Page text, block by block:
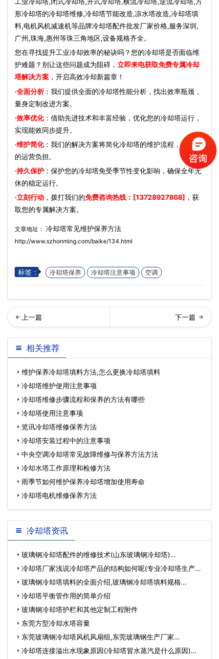
形冷却塔的冷却塔维修,冷却塔节能改造,凉水塔改造,冷却塔填
料,电机风机减速机等品牌冷却塔配件批发厂家价格,服务深圳,
广州,珠海,惠州等珠三角地区,设备规格齐全。
您在寻找提升工业冷却效率的秘诀吗？您的冷却塔是否面临维
护难题？别让这些问题成为阻碍， 立即来电获取免费专属冷却
塔解决方案 ，开启高效冷却新篇章！
·全面分析：我们提供全面的冷却塔性能分析，找出效率瓶颈，
量身定制改进方案。
·效率优化：借助先进技术和丰富经验，优化您的冷却塔运行，
实现能效同步提升。
·维护简化：我们的解决方案将简化冷却塔的维护流程，减少您
的运营负担。
·持久保护 ：保护您的冷却塔免受季节性变化影响，确保全年无
休的稳定运行。
·立刻行动 ，拨打我们的免费咨询热线：[13728927868] ，获
取您的专属解决方案。
文章地址： 冷却塔常见维护保养方法
http://www.szhonming.com/baike/134.html
标签： 冷却塔保养 冷却塔注意事项 空调
却塔维修步骤流程和保养的
方法有哪些…
却水塔维修常见的流程步骤
有哪些
相关推荐
维护保养冷却塔填料方法,怎么更换冷却塔填料
冷却塔维护使用注意事项
冷却塔维修步骤流程和保养的方法有哪些
冷却塔使用注意事项
览讯冷却塔维修保养方法
冷却塔安装过程中的注意事项
中央空调冷却塔常见故障维修与保养方法方法
冷却水塔工作原理和检修方法
雨季节如何维护保养冷却塔增加使用寿命
冷却塔电机维修保养方法
冷却塔资讯
玻璃钢冷却塔配件的维修技术(山东玻璃钢冷却塔)…
冷却塔厂家浅说冷却塔产品的结构如何呢(专业冷却塔生产厂
家…玻璃钢冷却塔填料的全面介绍,玻璃钢冷却塔填料规格…
冷却塔平衡管作用的简单介绍
玻璃钢冷却塔护栏和其他定制工程附件
东莞方型冷却水塔容量
东莞玻璃钢冷却塔风机风扇组,东莞玻璃钢生产厂家…
冷却塔连接溢出水现象原因(冷却塔冒水蒸汽是什么原因)…